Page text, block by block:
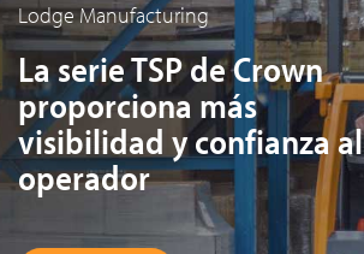
Lodge Manufacturing
La serie TSP de Crown
proporciona más
visibilidad y confianza al
operador